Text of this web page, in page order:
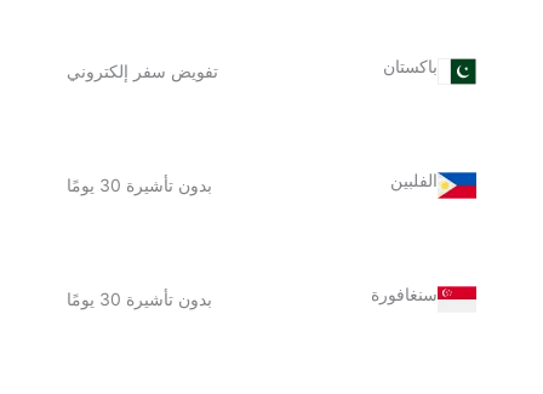
باكستان تفويض سفر إلكتروني
الفلبين بدون تأشيرة 30 يومًا
سنغافورة بدون تأشيرة 30 يومًا